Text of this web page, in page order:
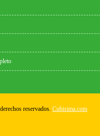
reservados. Cubisima.com